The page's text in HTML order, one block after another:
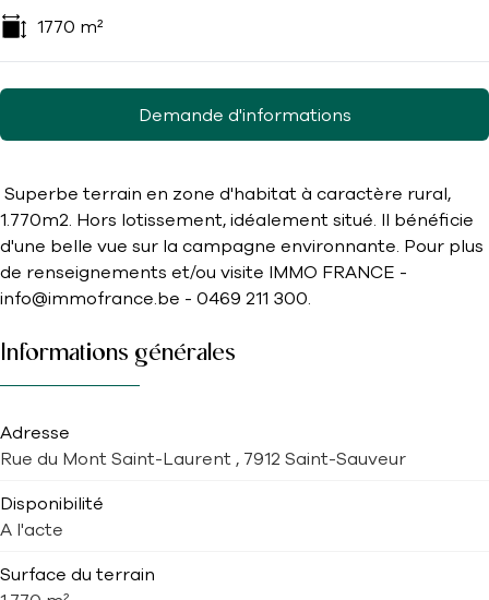
1770 m²
Demande d'informations
Superbe terrain en zone d'habitat à caractère rural,
1.770m2. Hors lotissement, idéalement situé. Il bénéficie
d'une belle vue sur la campagne environnante. Pour plus
de renseignements et/ou visite IMMO FRANCE -
info@immofrance.be - 0469 211 300.
Informations générales
Adresse
Rue du Mont Saint-Laurent , 7912 Saint-Sauveur
Disponibilité
A l'acte
Surface du terrain